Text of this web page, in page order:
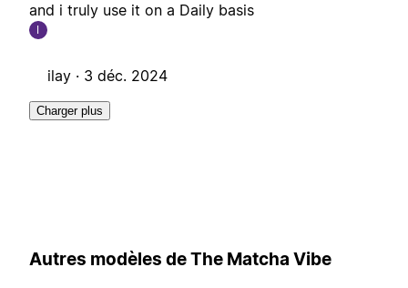
and i truly use it on a Daily basis
I
ilay · 3 déc. 2024
Charger plus
Autres modèles de The Matcha Vibe